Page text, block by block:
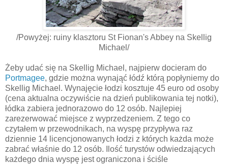
/Powyżej: ruiny klasztoru St Fionan's Abbey na Skellig
Michael/
Żeby udać się na Skellig Michael, najpierw docieram do
Portmagee, gdzie można wynająć łódź którą popłyniemy do
Skellig Michael. Wynajęcie łodzi kosztuje 45 euro od osoby
(cena aktualna oczywiście na dzień publikowania tej notki),
łódka zabiera jednorazowo do 12 osób. Najlepiej
zarezerwować miejsce z wyprzedzeniem. Z tego co
czytałem w przewodnikach, na wyspę przypływa raz
dziennie 14 licencjonowanych łodzi z których każda może
zabrać właśnie do 12 osób. Ilość turystów odwiedzających
każdego dnia wyspę jest ograniczona i ściśle